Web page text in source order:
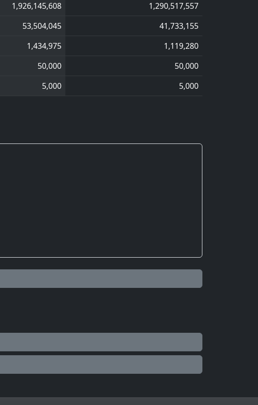
1,926,145,608
1,290,517,557
53,504,045
41,733,155
1,434,975
1,119,280
50,000
50,000
5,000 5,000